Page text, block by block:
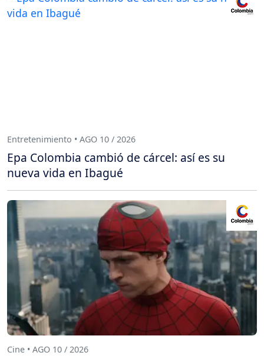
Entretenimiento • AGO 10 / 2026
Epa Colombia cambió de cárcel: así es su
nueva vida en Ibagué
Cine • AGO 10 / 2026